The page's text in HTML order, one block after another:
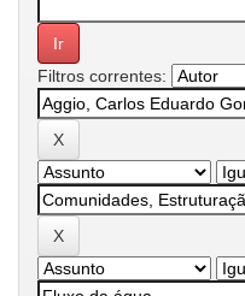
Filtros correntes: